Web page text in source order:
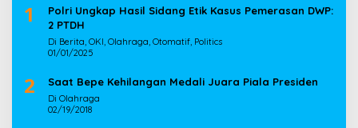
1
Polri Ungkap Hasil Sidang Etik Kasus Pemerasan DWP:
2 PTDH
Di Berita, OKI, Olahraga, Otomatif, Politics
01/01/2025
2 Saat Bepe Kehilangan Medali Juara Piala Presiden
Di Olahraga
02/19/2018